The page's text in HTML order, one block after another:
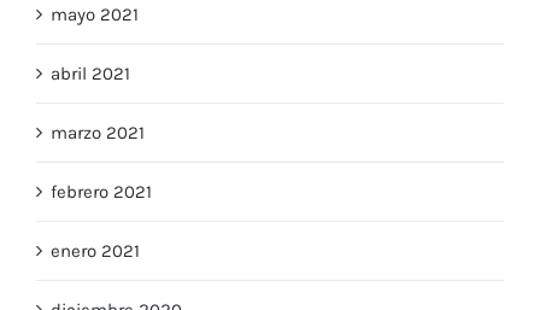
mayo 2021
abril 2021
marzo 2021
febrero 2021
enero 2021